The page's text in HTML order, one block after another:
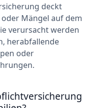
deckt
Mängel auf dem
verursacht werden
herabfallende
oder